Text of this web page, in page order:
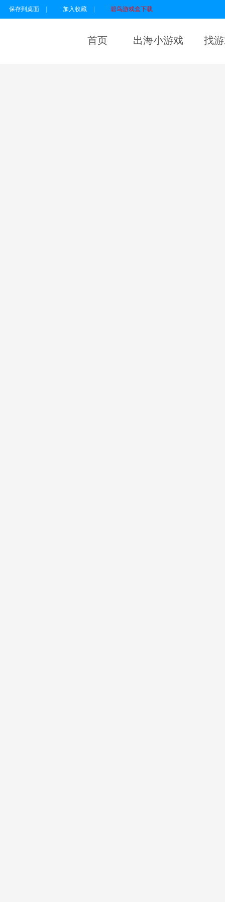
保存到桌面 加入收藏 碧鸟游戏盒下载
首页 出海小游戏 找